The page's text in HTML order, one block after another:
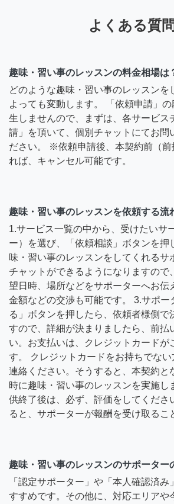
よくある質問
趣味・習い事のレッスンの料金相場は
どのような趣味・習い事のレッスンを
よっても変動します。 「依頼申請」
生しませんので、まずは、各サービス
請」を頂いて、個別チャットにてお問
ださい。 ※依頼申請後、本契約前（前
れば、キャンセル可能です。
趣味・習い事のレッスンを依頼する流
1.サービス一覧の中から、受けたいサ
ー）を選び、「依頼相談」ボタンを押
味・習い事のレッスンをしてくれるサ
チャットができるようになりますので
望日時、場所などをサポーターへお伝
金額などの交渉も可能です。 3.サポー
る」ボタンを押したら、依頼者様側で
すので、詳細が決まりましたら、前払
い。お支払いは、クレジットカードが
す。 クレジットカードをお持ちでな
連絡ください。そうすると、本契約と
時に趣味・習い事のレッスンを実施し
供終了後は、必ず、評価をしてくださ
ると、サポーターが報酬を受け取るこ
趣味・習い事のレッスンのサポーター
「認定サポーター」や「本人確認済
すすめです。その他に、対応エリアや